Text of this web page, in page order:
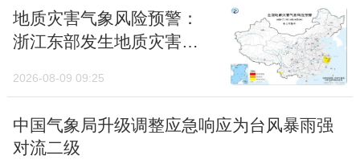
地质灾害气象风险预警：
浙江东部发生地质灾害的
2026-08-09 09:25
中国气象局升级调整应急响应为台风暴雨强
对流二级